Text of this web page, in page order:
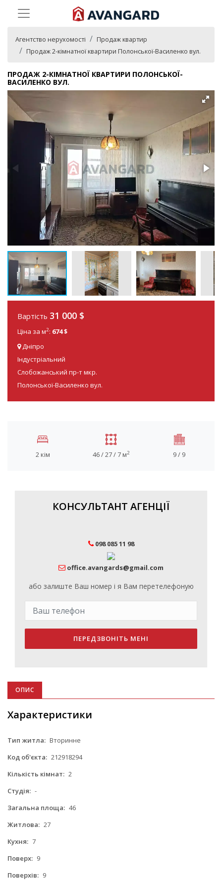
Агентство нерухомості
Продаж квартир
Продаж 2-кімнатної квартири Полонської-Василенко вул.
ПРОДАЖ 2-КІМНАТНОЇ КВАРТИРИ ПОЛОНСЬКОЇ-
ВАСИЛЕНКО ВУЛ.
Вартість 31 000 $
Ціна за м2: 674 $
Дніпро
Індустріальний
Слобожанський пр-т мкр.
Полонської-Василенко вул.
2 кім 46 / 27 / 7 м2 9 / 9
КОНСУЛЬТАНТ АГЕНЦІЇ
098 085 11 98
office.avangards@gmail.com
або залиште Ваш номер і я Вам перетелефоную
ПЕРЕДЗВОНІТЬ МЕНІ
ОПИС
Характеристики
Тип житла: Вторинне
Код об'єкта: 212918294
Кількість кімнат: 2
Студія: -
Загальна площа: 46
Житлова: 27
Кухня: 7
Поверх: 9
Поверхів: 9